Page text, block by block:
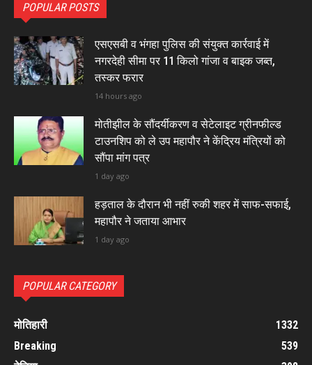
POPULAR POSTS
एसएसबी व भंगहा पुलिस की संयुक्त कार्रवाई में
नगरदेही सीमा पर 11 किलो गांजा व बाइक जब्त,
तस्कर फरार
14 hours ago
मोतीझील के सौंदर्यीकरण व सेटेलाइट ग्रीनफील्ड
टाउनशिप को ले उप महापौर ने केंद्रिय मंत्रियों को
सौंपा मांग पत्र
1 day ago
हड़ताल के दौरान भी नहीं रुकी शहर में साफ-सफाई,
महापौर ने जताया आभार
1 day ago
POPULAR CATEGORY
मोतिहारी
1332
Breaking
539